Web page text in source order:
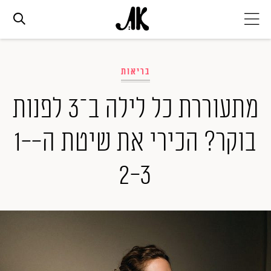
אופנה
ביוטי
סלבס
המגזין
בריאות
מתעוררת כל לילה ב־3 לפנות
בוקר? הכירי את שיטת ה-1-
2-3